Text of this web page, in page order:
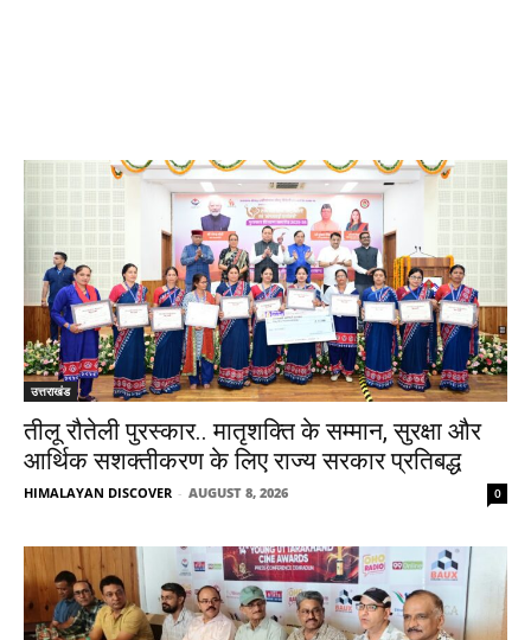
उत्तराखंड
तीलू रौतेली पुरस्कार.. मातृशक्ति के सम्मान, सुरक्षा और
आर्थिक सशक्तीकरण के लिए राज्य सरकार प्रतिबद्ध
HIMALAYAN DISCOVER - AUGUST 8, 2026 0